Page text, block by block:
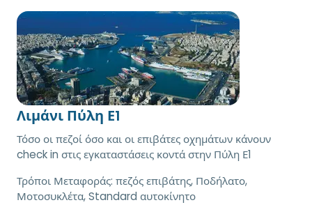
Λιμάνι Πύλη Ε1
Τόσο οι πεζοί όσο και οι επιβάτες οχημάτων κάνουν
check in στις εγκαταστάσεις κοντά στην Πύλη Ε1
Τρόποι Μεταφοράς: πεζός επιβάτης, Ποδήλατο,
Μοτοσυκλέτα, Standard αυτοκίνητο